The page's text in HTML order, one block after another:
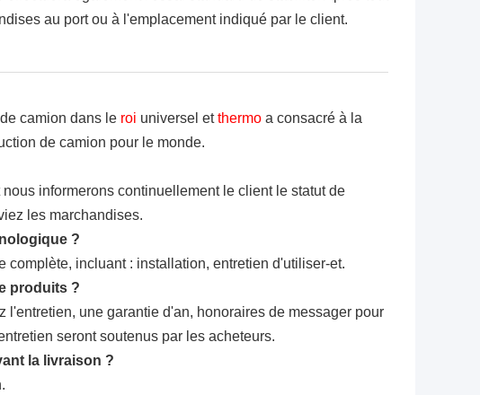
au port ou à l'emplacement indiqué par le client.
camion dans le roi universel etthermo a consacré à la
de camion pour le monde.
informerons continuellement le client le statut de
les marchandises.
?
complète, incluant : installation, entretien d'utiliser-et.
produits ?
l'entretien, une garantie d'an, honoraires de messager pour
seront soutenus par les acheteurs.
la livraison ?